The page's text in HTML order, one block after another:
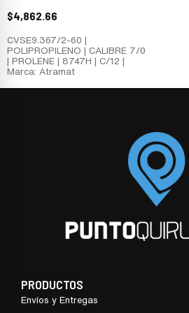
$4,862.66
CVSE9.367/2-60 |
POLIPROPILENO | CALIBRE 7/0
| PROLENE | 8747H | C/12 |
Marca: Atramat
PRODUCTOS
Envíos y Entregas